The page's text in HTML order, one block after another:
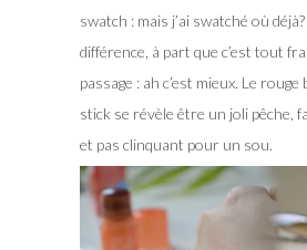
swatch : mais j’ai swatché où déjà?
différence, à part que c’est tout
passage : ah c’est mieux. Le rouge
stick se révèle être un joli pêche,
et pas clinquant pour un sou.